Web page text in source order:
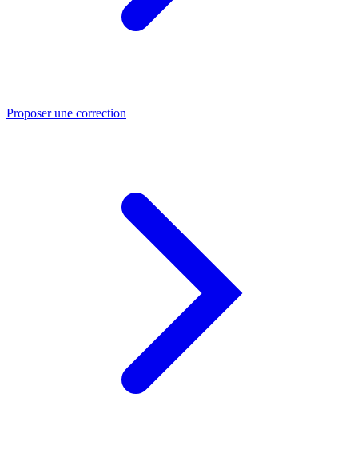
Proposer une correction